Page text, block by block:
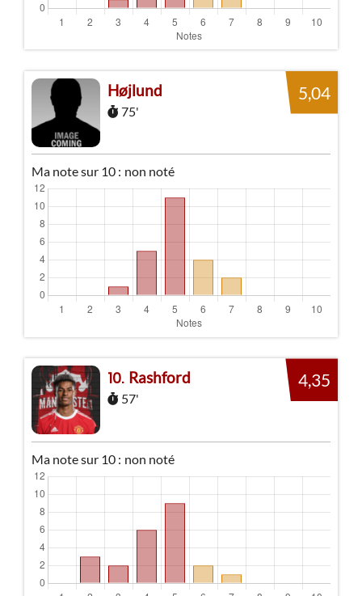
Højlund
75'
5,04
Ma note sur 10 : non noté
10 Rashford
57'
4,35
Ma note sur 10 : non noté